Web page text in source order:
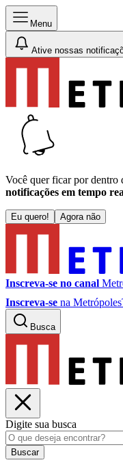
Menu
Ative nossas
Você quer ficar por dentro
notificações em tempo
Eu quero! Agora não
Inscreva-se no canal
Inscreva-se na
Busca
Digite sua busca
Buscar